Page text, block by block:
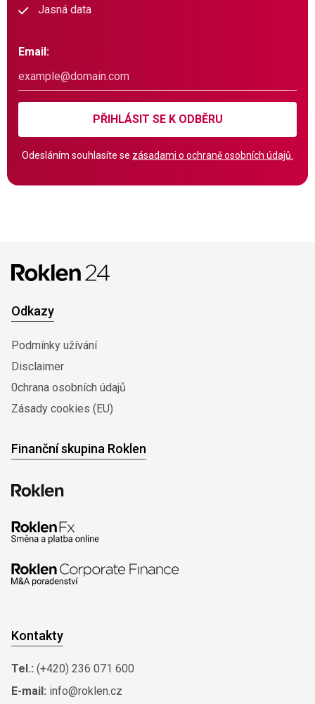
Jasná data
Email:
PŘIHLÁSIT SE K ODBĚRU
Odesláním souhlasíte se zásadami o ochraně osobních údajů.
Odkazy
Podmínky užívání
Disclaimer
0chrana osobních údajů
Zásady cookies (EU)
Finanční skupina Roklen
Kontakty
Tel.: (+420) 236 071 600
E-mail: info@roklen.cz